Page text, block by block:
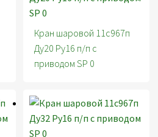
Кран шаровой 11с967п
Ду20 Ру16 п/п с
приводом SP 0